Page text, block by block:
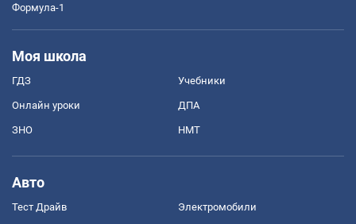
Формула-1
Моя школа
ГДЗ Учебники
Онлайн уроки ДПА
ЗНО НМТ
Авто
Тест Драйв Электромобили